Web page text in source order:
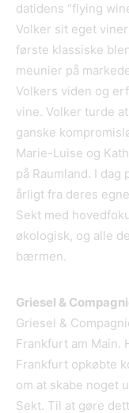
datidens “flying
Volker sit eget
første klassiske
meunier på
Volkers viden og
vine. Volker turde
ganske
Marie-Luise og
på Raumland. I
årligt fra deres
Sekt med
økologisk, og alle
bærmen.
Griesel &
Griesel &
Frankfurt am Main.
Frankfurt opkøbte
om at skabe noget
Sekt. Til at gøre